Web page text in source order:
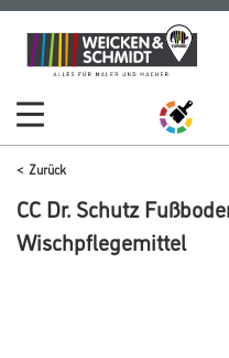
Zum
Inhalt
Zum
Navigationsmenü
Zurück
CC Dr. Schutz
Wischpflegemittel